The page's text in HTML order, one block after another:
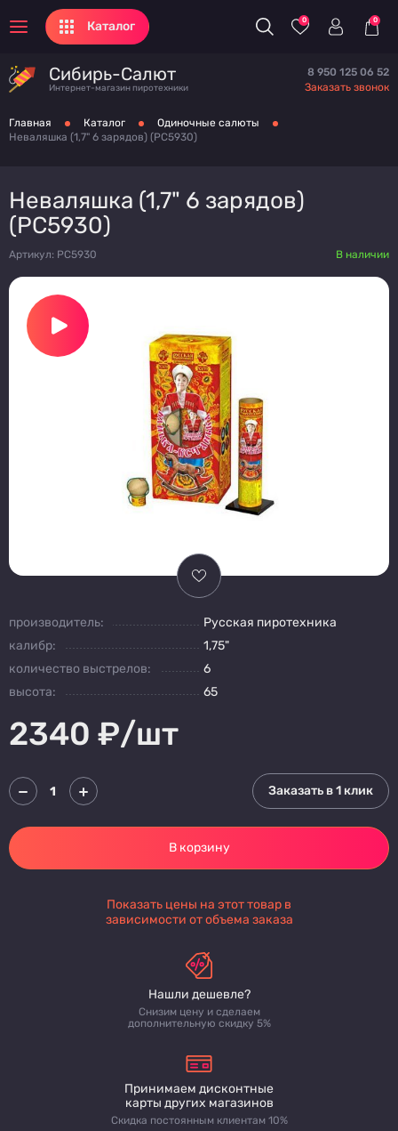
Каталог 0 0
Сибирь-Салют
Интернет-магазин пиротехники
8 950 125 06 52
Заказать звонок
Главная Каталог
Одиночные салюты
Неваляшка (1,7" 6 зарядов) (PC5930)
Неваляшка (1,7" 6 зарядов)
(PC5930)
Артикул: PC5930 В наличии
производитель:
Русская пиротехника
калибр:
1,75"
количество выстрелов:
6
высота:
65
2340 ₽/шт
В корзину
Заказать в 1 клик
Нашли дешевле?
Снизим цену и сделаем
дополнительную скидку 5%
Принимаем дисконтные
карты других магазинов
Скидка постоянным клиентам 10%
Показать цены на этот товар в
зависимости от объема заказа